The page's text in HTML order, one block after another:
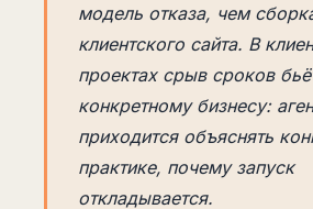
модель отказа, чем
клиентского сайта. В
проектах срыв сроков
конкретному бизнесу:
приходится объяснять
практике, почему запуск
откладывается.